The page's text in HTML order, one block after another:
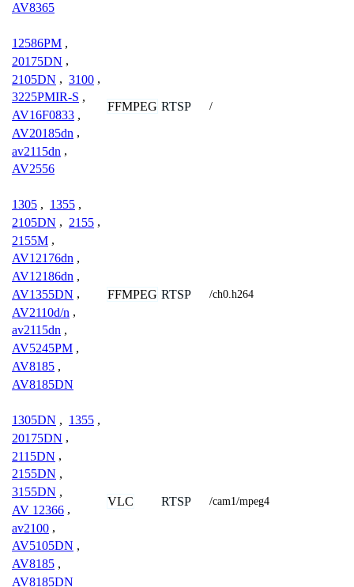
AV8365
12586PM ,
20175DN ,
2105DN , 3100 ,
3225PMIR-S ,
AV16F0833 ,
AV20185dn ,
av2115dn ,
AV2556
FFMPEG RTSP /
1305 , 1355 ,
2105DN , 2155 ,
2155M ,
AV12176dn ,
AV12186dn ,
AV1355DN ,
AV2110d/n ,
av2115dn ,
AV5245PM ,
AV8185 ,
AV8185DN
FFMPEG RTSP /ch0.h264
1305DN , 1355 ,
20175DN ,
2115DN ,
2155DN ,
3155DN ,
AV 12366 ,
av2100 ,
AV5105DN ,
AV8185 ,
AV8185DN
VLC RTSP /cam1/mpeg4